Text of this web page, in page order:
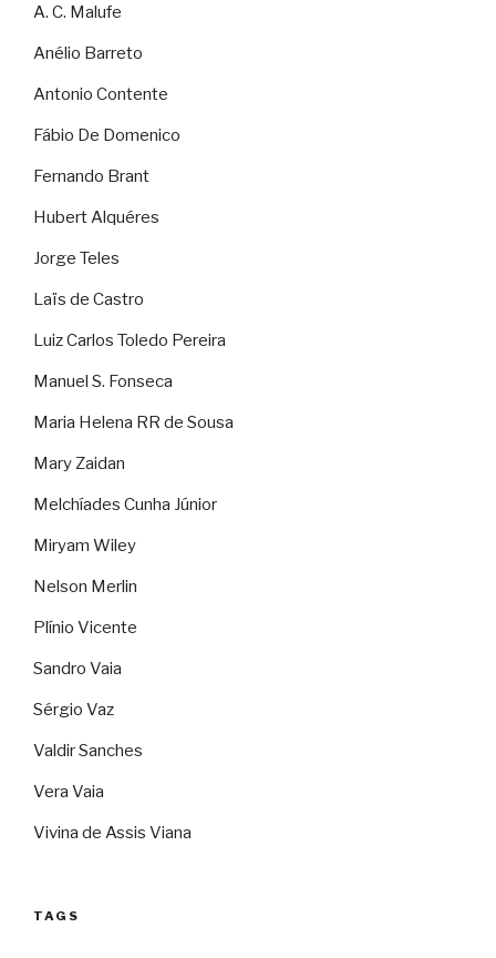
A. C. Malufe
Anélio Barreto
Antonio Contente
Fábio De Domenico
Fernando Brant
Hubert Alquéres
Jorge Teles
Laïs de Castro
Luiz Carlos Toledo Pereira
Manuel S. Fonseca
Maria Helena RR de Sousa
Mary Zaidan
Melchíades Cunha Júnior
Miryam Wiley
Nelson Merlin
Plínio Vicente
Sandro Vaia
Sérgio Vaz
Valdir Sanches
Vera Vaia
Vivina de Assis Viana
TAGS